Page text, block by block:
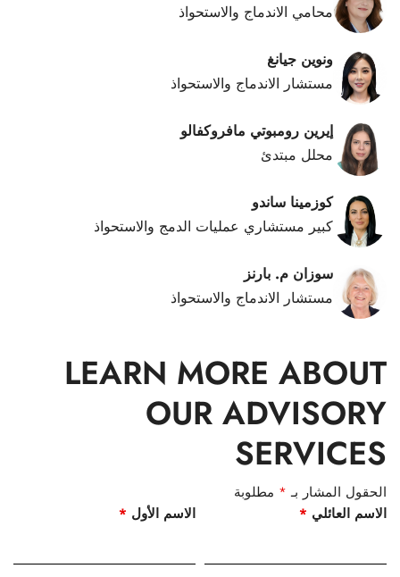
محامي الاندماج والاستحواذ
ونوين جيانغ
مستشار الاندماج والاستحواذ
إيرين رومبوتي مافروكفالو
محلل مبتدئ
كوزمينا ساندو
كبير مستشاري عمليات الدمج والاستحواذ
سوزان م. بارنز
مستشار الاندماج والاستحواذ
LEARN MORE ABOUT
OUR ADVISORY
SERVICES
الحقول المشار بـ * مطلوبة
الاسم الأول * الاسم العائلي *